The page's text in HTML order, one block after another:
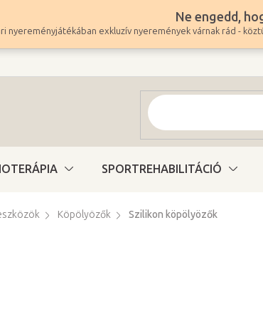
Ne engedd,
nyereményjátékában exkluzív nyeremények várnak rád -
SPORTREHABILITÁCIÓ
Köpölyözők Szilikon köpölyözők